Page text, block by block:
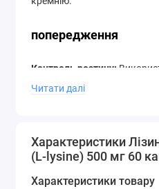
попередження
Контроль розтину:
цілісності упаковки.
При вагітності слід
Читати далі
Характеристики
(L-lysine) 500 мг 60
Характеристики товару